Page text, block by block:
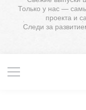
Только у нас —
проекта и
Следи за